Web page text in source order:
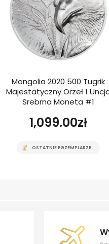
Mongolia 2020 500 Tugrik
Majestatyczny Orzeł 1
Srebrna Moneta #1
1,099.00zł
OSTATNIE EGZEMPLARZE